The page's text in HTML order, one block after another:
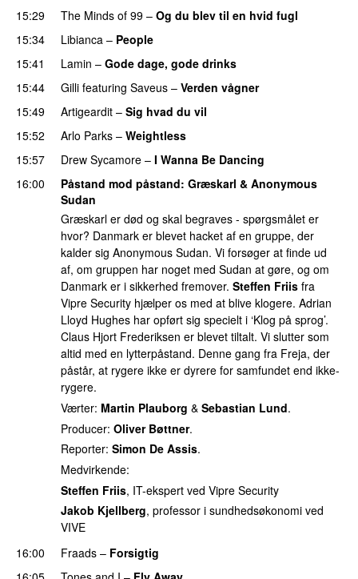
15:29
The Minds of 99 – Og du blev til en hvid fugl
15:34
Libianca – People
15:41 Lamin – Gode dage, gode drinks
15:44
Gilli featuring Saveus – Verden vågner
15:49
Artigeardit – Sig hvad du vil
15:52 Arlo Parks – Weightless
15:57
Drew Sycamore – I Wanna Be Dancing
16:00
Påstand mod påstand: Græskarl & Anonymous
Sudan
Græskarl er død og skal begraves - spørgsmålet er
hvor? Danmark er blevet hacket af en gruppe, der
kalder sig Anonymous Sudan. Vi forsøger at finde ud
af, om gruppen har noget med Sudan at gøre, og om
Danmark er i sikkerhed fremover. Steffen Friis fra
Vipre Security hjælper os med at blive klogere. Adrian
Lloyd Hughes har opført sig specielt i ‘Klog på sprog’.
Claus Hjort Frederiksen er blevet tiltalt. Vi slutter som
altid med en lytterpåstand. Denne gang fra Freja, der
påstår, at rygere ikke er dyrere for samfundet end ikke-
rygere.
Værter: Martin Plauborg & Sebastian Lund.
Producer: Oliver Bøttner.
Reporter: Simon De Assis.
Medvirkende:
Steffen Friis, IT-ekspert ved Vipre Security
Jakob Kjellberg, professor i sundhedsøkonomi ved
VIVE
16:00
Fraads – Forsigtig